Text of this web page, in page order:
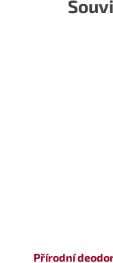
Přírodní